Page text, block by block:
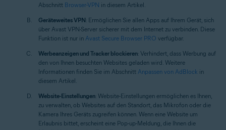
Abschnitt Browser-VPN in diesem Artikel.
Geräteweites VPN: Ermöglichen Sie allen Apps auf Ihrem Gerät, sich
über Avast VPN-Server sicherer mit dem Internet zu verbinden. Diese
Funktion ist nur in Avast Secure Browser PRO verfügbar.
Werbeanzeigen und Tracker blockieren: Verhindert, dass Werbung auf
den von Ihnen besuchten Websites geladen wird. Weitere
Informationen finden Sie im Abschnitt Anpassen von AdBlock in
diesem Artikel.
Website-Einstellungen: Website-Einstellungen ermöglichen es Ihnen,
zu verwalten, ob Websites auf den Standort, das Mikrofon oder die
Kamera Ihres Geräts zugreifen können. Wenn eine Website um
Erlaubnis bittet, erscheint eine Pop-up-Meldung, die Ihnen die